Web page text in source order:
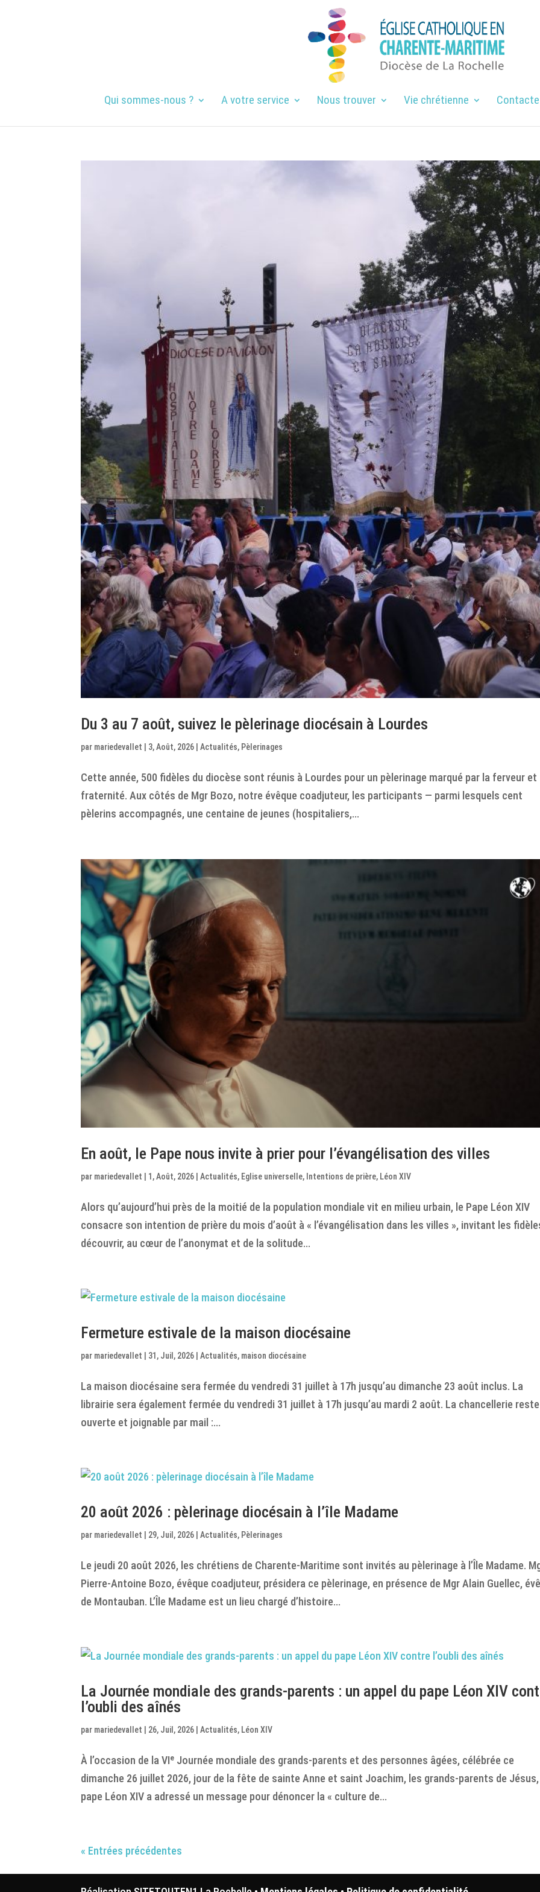
Qui sommes-nous ? A votre service Nous trouver Vie chrétienne
Du 3 au 7 août, suivez le pèlerinage diocésain à Lourdes
par mariedevallet | 3, Août, 2026 |Actualités, Pèlerinages
Cette année, 500 fidèles du diocèse sont réunis à Lourdes pour un pèlerinage marqué par la ferveur et
fraternité. Aux côtés de Mgr Bozo, notre évêque coadjuteur, les participants — parmi lesquels cent
pèlerins accompagnés, une centaine de jeunes (hospitaliers,...
En août, le Pape nous invite à prier pour l’évangélisation des villes
par mariedevallet 1, Août, 2026 |Actualités, Eglise universelle, Intentions de prière, Léon XIV
Alors qu’aujourd’hui près de la moitié de la population mondiale vit en milieu urbain, le Pape Léon XIV
consacre son intention de prière du mois d’août à « l’évangélisation dans les villes », invitant les
découvrir, au cœur de l’anonymat et de la solitude...
Fermeture estivale de la maison diocésaine
par mariedevallet 31, Juil, 2026 |Actualités, maison diocésaine
La maison diocésaine sera fermée du vendredi 31 juillet à 17h jusqu’au dimanche 23 août inclus. La
librairie sera également fermée du vendredi 31 juillet à 17h jusqu’au mardi 2 août. La chancellerie reste
ouverte et joignable par mail :...
20 août 2026 : pèlerinage diocésain à l’île Madame
par mariedevallet 29, Juil, 2026 |Actualités, Pèlerinages
Le jeudi 20 août 2026, les chrétiens de Charente-Maritime sont invités au pèlerinage à l’Île Madame.
Pierre-Antoine Bozo, évêque coadjuteur, présidera ce pèlerinage, en présence de Mgr Alain Guellec,
de Montauban. L’Île Madame est un lieu chargé d’histoire...
La Journée mondiale des grands-parents : un appel du pape Léon XIV
l’oubli des aînés
par mariedevallet 26, Juil, 2026 |Actualités, Léon XIV
À l’occasion de la VIᵉ Journée mondiale des grands-parents et des personnes âgées, célébrée ce
dimanche 26 juillet 2026, jour de la fête de sainte Anne et saint Joachim, les grands-parents de
pape Léon XIV a adressé un message pour dénoncer la « culture de...
« Entrées précédentes